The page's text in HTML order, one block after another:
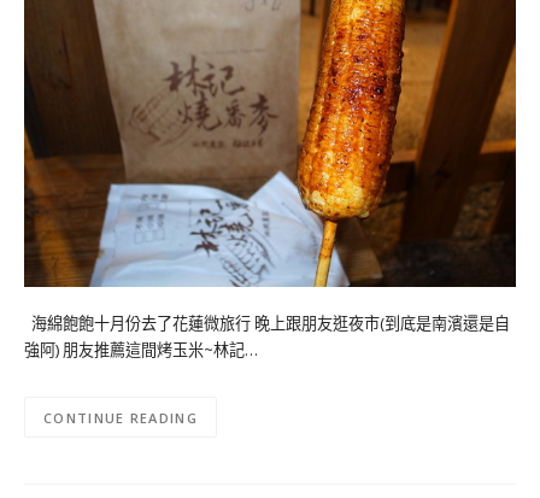
海綿飽飽十月份去了花蓮微旅行 晚上跟朋友逛夜市(到底是南濱還是自
強阿) 朋友推薦這間烤玉米~林記…
CONTINUE READING